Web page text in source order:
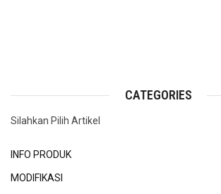
CATEGORIES
Silahkan Pilih Artikel
INFO PRODUK
MODIFIKASI